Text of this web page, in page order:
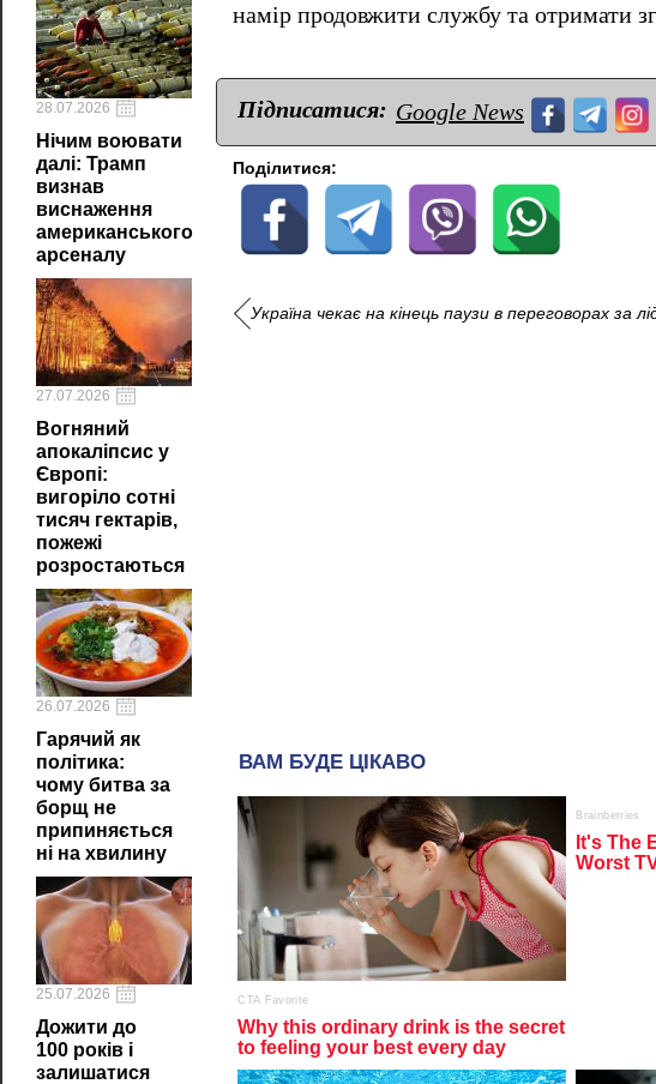
28.07.2026
Нічим воювати
далі: Трамп
визнав
виснаження
американського
арсеналу
27.07.2026
Вогняний
апокаліпсис у
Європі:
вигоріло сотні
тисяч гектарів,
пожежі
розростаються
26.07.2026
Гарячий як
політика:
чому битва за
борщ не
припиняється
ні на хвилину
25.07.2026
Дожити до
100 років і
залишатися
намір продовжити службу та отримати
Підписатися: Google News
Поділитися:
Україна чекає на кінець паузи в переговорах за